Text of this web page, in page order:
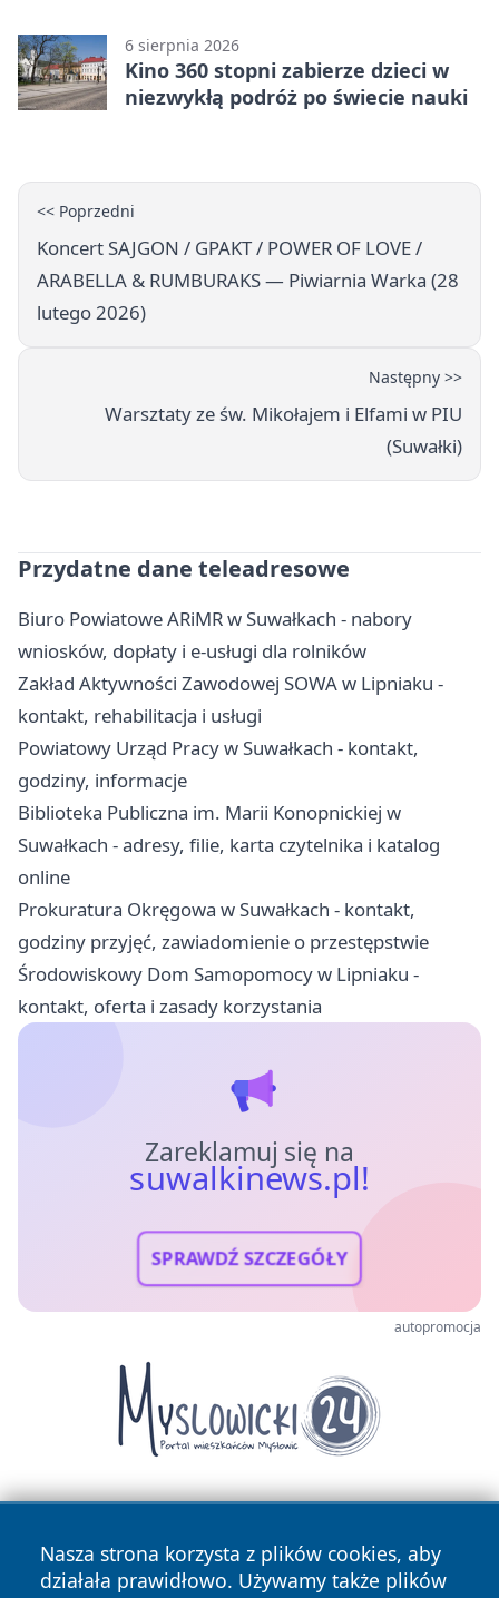
6 sierpnia 2026
Kino 360 stopni zabierze dzieci w
niezwykłą podróż po świecie nauki
<< Poprzedni
Koncert SAJGON / GPAKT / POWER OF LOVE /
ARABELLA & RUMBURAKS — Piwiarnia Warka (28
lutego 2026)
Następny >>
Warsztaty ze św. Mikołajem i Elfami w PIU
(Suwałki)
Przydatne dane teleadresowe
Biuro Powiatowe ARiMR w Suwałkach - nabory
wniosków, dopłaty i e-usługi dla rolników
Zakład Aktywności Zawodowej SOWA w Lipniaku -
kontakt, rehabilitacja i usługi
Powiatowy Urząd Pracy w Suwałkach - kontakt,
godziny, informacje
Biblioteka Publiczna im. Marii Konopnickiej w
Suwałkach - adresy, filie, karta czytelnika i katalog
online
Prokuratura Okręgowa w Suwałkach - kontakt,
godziny przyjęć, zawiadomienie o przestępstwie
Środowiskowy Dom Samopomocy w Lipniaku -
kontakt, oferta i zasady korzystania
Zareklamuj się na
suwalkinews.pl!
SPRAWDŹ SZCZEGÓŁY
autopromocja
Nasza strona korzysta z plików cookies, aby
działała prawidłowo. Używamy także plików